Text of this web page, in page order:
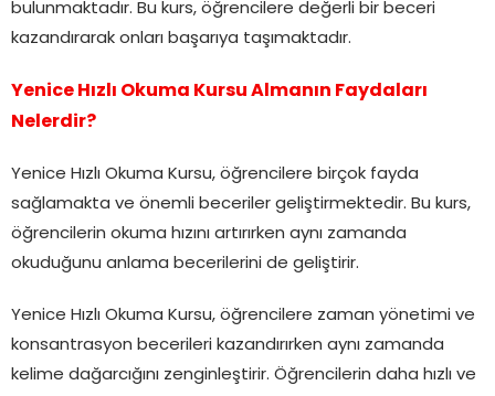
bulunmaktadır. Bu kurs, öğrencilere değerli bir beceri
kazandırarak onları başarıya taşımaktadır.
Yenice Hızlı Okuma Kursu Almanın Faydaları
Nelerdir?
Yenice Hızlı Okuma Kursu, öğrencilere birçok fayda
sağlamakta ve önemli beceriler geliştirmektedir. Bu kurs,
öğrencilerin okuma hızını artırırken aynı zamanda
okuduğunu anlama becerilerini de geliştirir.
Yenice Hızlı Okuma Kursu, öğrencilere zaman yönetimi ve
konsantrasyon becerileri kazandırırken aynı zamanda
kelime dağarcığını zenginleştirir. Öğrencilerin daha hızlı ve